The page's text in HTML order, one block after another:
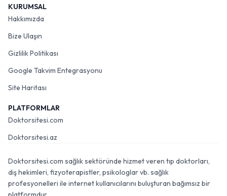
KURUMSAL
Hakkımızda
Bize Ulaşın
Gizlilik Politikası
Google Takvim Entegrasyonu
Site Haritası
PLATFORMLAR
Doktorsitesi.com
Doktorsitesi.az
Doktorsitesi.com sağlık sektöründe hizmet veren tıp doktorları,
diş hekimleri, fizyoterapistler, psikologlar vb. sağlık
profesyonelleri ile internet kullanıcılarını buluşturan bağımsız bir